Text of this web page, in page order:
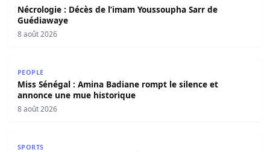
Nécrologie : Décès de l’imam Youssoupha Sarr de
Guédiawaye
8 août 2026
PEOPLE
Miss Sénégal : Amina Badiane rompt le silence et
annonce une mue historique
8 août 2026
SPORTS